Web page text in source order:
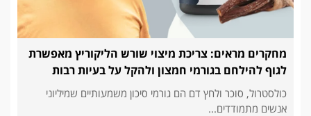
מחקרים מראים: צריכת מיצוי שורש הליקוריץ מאפשרת
לגוף להילחם בגורמי חמצון ולהקל על בעיות רבות
כולסטרול, סוכר ולחץ דם הם גורמי סיכון משמעותיים שמיליוני
אנשים מתמודדים...